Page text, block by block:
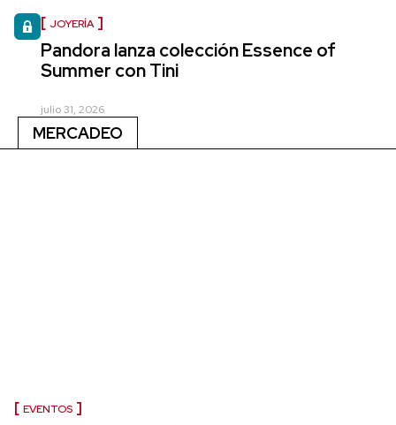
JOYERÍA
Pandora lanza colección Essence of
Summer con Tini
julio 31, 2026
MERCADEO
EVENTOS